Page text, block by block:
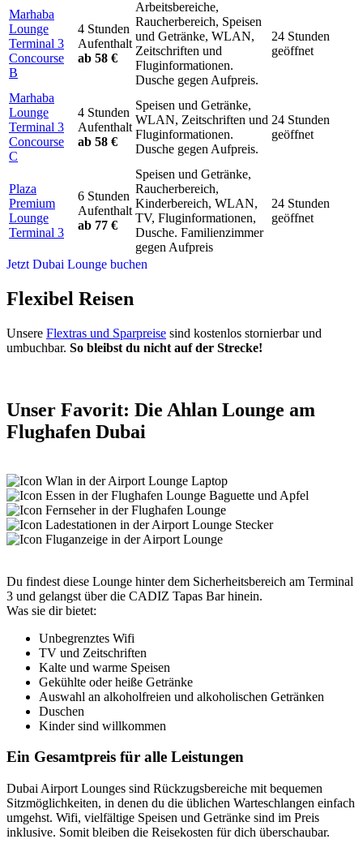
Marhaba
Lounge
Terminal 3
Concourse
B
4 Stunden
Aufenthalt
ab 58 €
Arbeitsbereiche,
Raucherbereich, Speisen
und Getränke, WLAN,
Zeitschriften und
Fluginformationen.
Dusche gegen Aufpreis.
24 Stunden
geöffnet
Marhaba
Lounge
Terminal 3
Concourse
C
4 Stunden
Aufenthalt
ab 58 €
Speisen und Getränke,
WLAN, Zeitschriften und
Fluginformationen.
Dusche gegen Aufpreis.
24 Stunden
geöffnet
Plaza
Premium
Lounge
Terminal 3
6 Stunden
Aufenthalt
ab 77 €
Speisen und Getränke,
Raucherbereich,
Kinderbereich, WLAN,
TV, Fluginformationen,
Dusche. Familienzimmer
gegen Aufpreis
24 Stunden
geöffnet
Jetzt Dubai Lounge buchen
Flexibel Reisen
Unsere Flextras und Sparpreise sind kostenlos stornierbar und
umbuchbar. So bleibst du nicht auf der Strecke!
Unser Favorit: Die Ahlan Lounge am
Flughafen Dubai
Du findest diese Lounge hinter dem Sicherheitsbereich am Terminal
3 und gelangst über die CADIZ Tapas Bar hinein.
Was sie dir bietet:
Unbegrenztes Wifi
TV und Zeitschriften
Kalte und warme Speisen
Gekühlte oder heiße Getränke
Auswahl an alkoholfreien und alkoholischen Getränken
Duschen
Kinder sind willkommen
Ein Gesamtpreis für alle Leistungen
Dubai Airport Lounges sind Rückzugsbereiche mit bequemen
Sitzmöglichkeiten, in denen du die üblichen Warteschlangen einfach
umgehst. Wifi, vielfältige Speisen und Getränke sind im Preis
inklusive. Somit bleiben die Reisekosten für dich überschaubar.